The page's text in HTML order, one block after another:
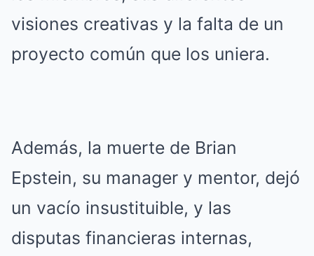
visiones creativas y la falta de un
proyecto común que los uniera.
Además, la muerte de Brian
Epstein, su manager y mentor, dejó
un vacío insustituible, y las
disputas financieras internas,